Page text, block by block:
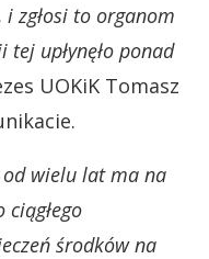
zgłosi to organom
upłynęło ponad
UOKiK Tomasz
wielu lat ma na
środków na